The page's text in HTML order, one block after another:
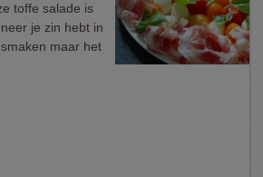
toffe salade is
je zin hebt in
maar het